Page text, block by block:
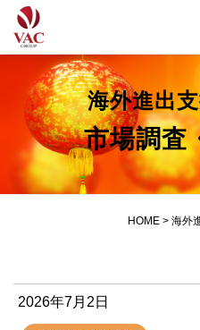
海外進出
市場調査
HOME > 海外
2026年7月2日